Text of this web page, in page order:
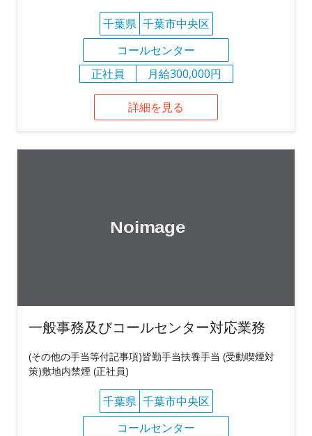
千葉県 千葉市中央区
コールセンター
正社員
月給300,000円
詳細を見る
一般事務及びコールセンター対応業務
(その他の手当等付記事項)皆勤手当扶養手当 (受動喫煙対
策)敷地内禁煙 (正社員)
千葉県 千葉市中央区
コールセンター